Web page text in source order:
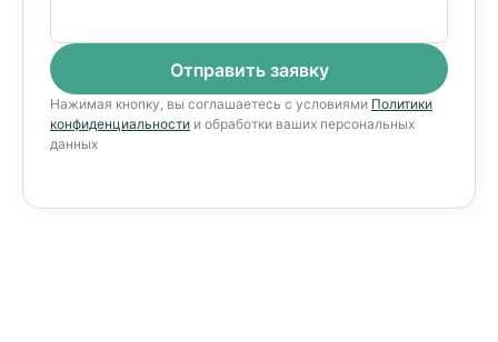
Нажимая кнопку, вы соглашаетесь с условиями Политики
конфиденциальности и обработки ваших персональных
данных